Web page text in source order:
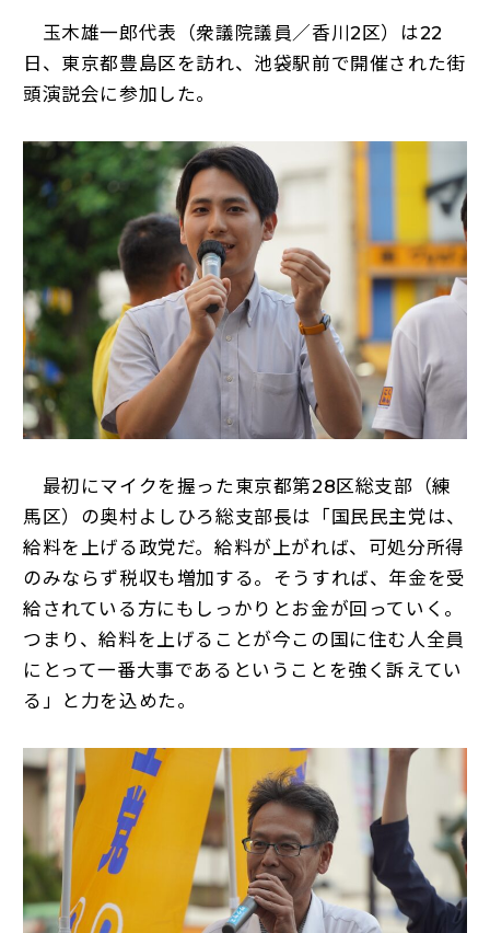
玉木雄一郎代表（衆議院議員／香川2区）は22
日、東京都豊島区を訪れ、池袋駅前で開催された街
頭演説会に参加した。
最初にマイクを握った東京都第28区総支部（練
馬区）の奥村よしひろ総支部長は「国民民主党は、
給料を上げる政党だ。給料が上がれば、可処分所得
のみならず税収も増加する。そうすれば、年金を受
給されている方にもしっかりとお金が回っていく。
つまり、給料を上げることが今この国に住む人全員
にとって一番大事であるということを強く訴えてい
る」と力を込めた。